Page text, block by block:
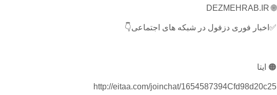
🌐 DEZMEHRAB.IR
✅اخبار فوری دزفول در شبکه های اجتماعی👇
🟠 ایتا
http://eitaa.com/joinchat/1654587394Cfd98d20c25